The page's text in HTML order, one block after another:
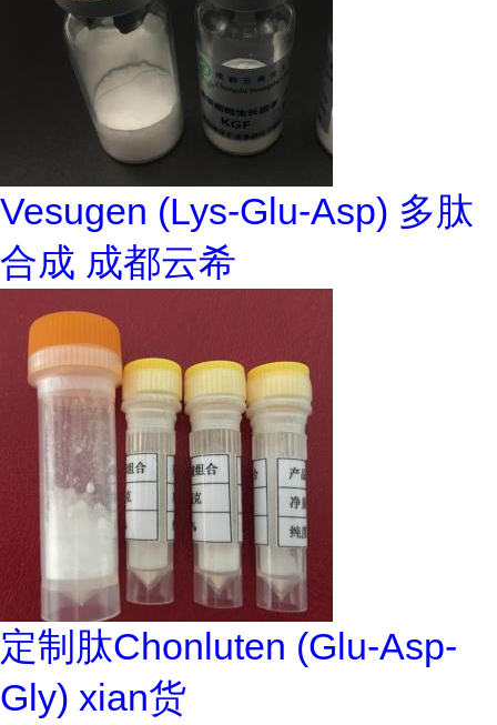
Vesugen (Lys-Glu-Asp) 多肽
合成 成都云希
定制肽Chonluten (Glu-Asp-
Gly) xian货